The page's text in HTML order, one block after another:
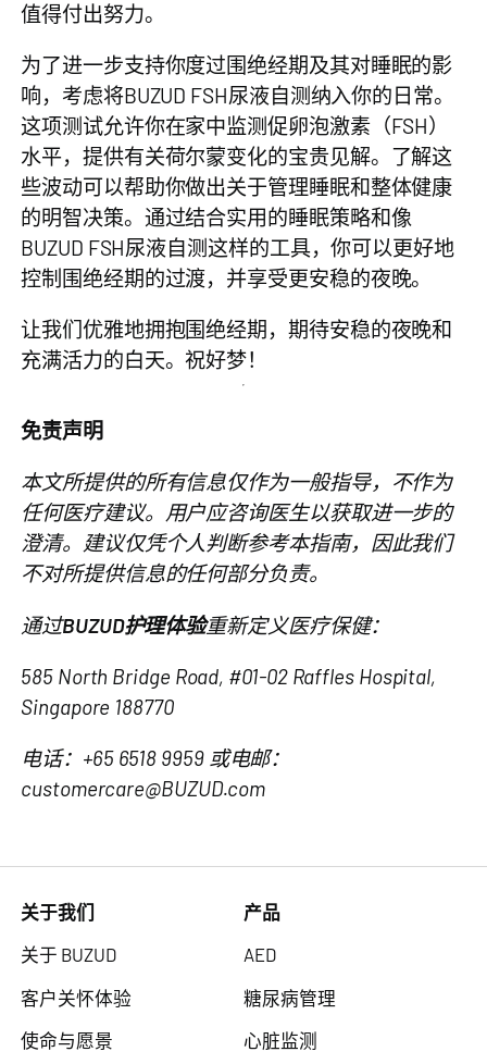
值得付出努力。
为了进一步支持你度过围绝经期及其对睡眠的影
响，考虑将BUZUD FSH尿液自测纳入你的日常。
这项测试允许你在家中监测促卵泡激素（FSH）
水平，提供有关荷尔蒙变化的宝贵见解。了解这
些波动可以帮助你做出关于管理睡眠和整体健康
的明智决策。通过结合实用的睡眠策略和像
BUZUD FSH尿液自测这样的工具，你可以更好地
控制围绝经期的过渡，并享受更安稳的夜晚。
让我们优雅地拥抱围绝经期，期待安稳的夜晚和
充满活力的白天。祝好梦！
免责声明
本文所提供的所有信息仅作为一般指导，不作为
任何医疗建议。用户应咨询医生以获取进一步的
澄清。建议仅凭个人判断参考本指南，因此我们
不对所提供信息的任何部分负责。
通过BUZUD护理体验重新定义医疗保健：
585 North Bridge Road, #01-02 Raffles Hospital,
Singapore 188770
电话：+65 6518 9959 或电邮：
customercare@BUZUD.com
关于我们
关于 BUZUD
客户关怀体验
使命与愿景
产品
AED
糖尿病管理
心脏监测